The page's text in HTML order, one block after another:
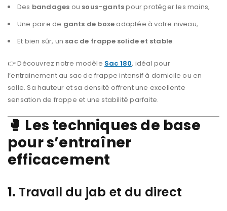
Des bandages ou sous-gantspour protéger les mains,
Une paire de gants de boxe adaptée à votre niveau,
Et bien sûr, un sac de frappe solide et stable.
👉 Découvrez notre modèle Sac 180, idéal pour
l’entrainement au sac de frappe intensif à domicile ou en
salle. Sa hauteur et sa densité offrent une excellente
sensation de frappe et une stabilité parfaite.
🥊 Les techniques de base
pour s’entraîner
efficacement
1. Travail du jab et du direct